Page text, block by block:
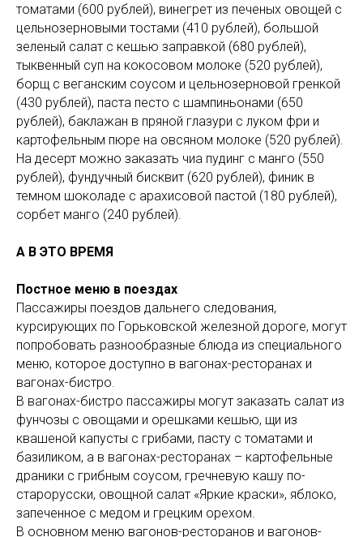
томатами (600 рублей), винегрет из печеных овощей с
цельнозерновыми тостами (410 рублей), большой
зеленый салат с кешью заправкой (680 рублей),
тыквенный суп на кокосовом молоке (520 рублей),
борщ с веганским соусом и цельнозерновой гренкой
(430 рублей), паста песто с шампиньонами (650
рублей), баклажан в пряной глазури с луком фри и
картофельным пюре на овсяном молоке (520 рублей).
На десерт можно заказать чиа пудинг с манго (550
рублей), фундучный бисквит (620 рублей), финик в
темном шоколаде с арахисовой пастой (180 рублей),
сорбет манго (240 рублей).
А В ЭТО ВРЕМЯ
Постное меню в поездах
Пассажиры поездов дальнего следования,
курсирующих по Горьковской железной дороге, могут
попробовать разнообразные блюда из специального
меню, которое доступно в вагонах-ресторанах и
вагонах-бистро.
В вагонах-бистро пассажиры могут заказать салат из
фунчозы с овощами и орешками кешью, щи из
квашеной капусты с грибами, пасту с томатами и
базиликом, а в вагонах-ресторанах – картофельные
драники с грибным соусом, гречневую кашу по-
старорусски, овощной салат «Яркие краски», яблоко,
запеченное с медом и грецким орехом.
В основном меню вагонов-ресторанов и вагонов-